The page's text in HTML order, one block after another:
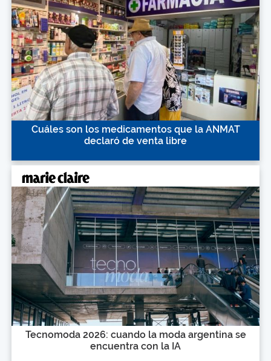
Cuáles son los medicamentos que la ANMAT
declaró de venta libre
Tecnomoda 2026: cuando la moda argentina se
encuentra con la IA